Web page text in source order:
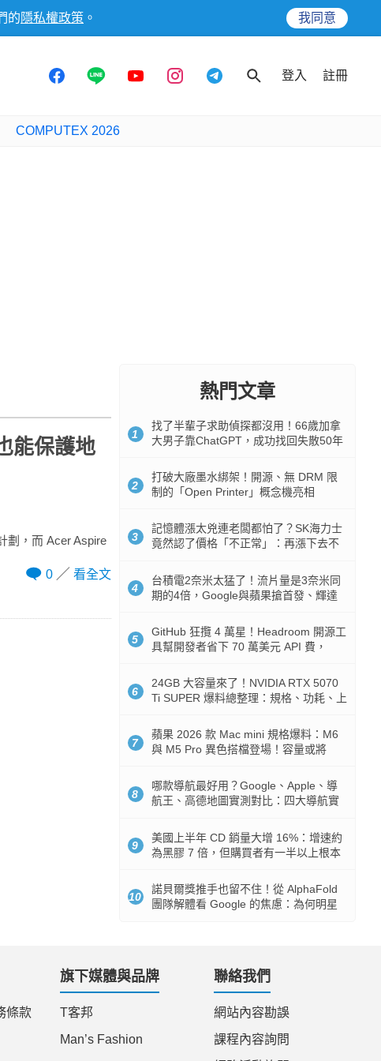
的 隱私權政策 。 我同意
登入 註冊
COMPUTEX 2026
能保護地
劃，而 Acer Aspire
0
看全文
熱門文章
1
找了半輩子求助偵探都沒用！66歲加拿
大男子靠ChatGPT，成功找回失散50年
2
打破大廠墨水綁架！開源、無 DRM 限
制的「Open Printer」概念機亮相
3
記憶體漲太兇連老闆都怕了？SK海力士
竟然認了價格「不正常」：再漲下去不
4
台積電2奈米太猛了！流片量是3奈米同
期的4倍，Google與蘋果搶首發、輝達
5
GitHub 狂攬 4 萬星！Headroom 開源工
具幫開發者省下 70 萬美元 API 費，
6
24GB 大容量來了！NVIDIA RTX 5070
Ti SUPER 爆料總整理：規格、功耗、上
7
蘋果 2026 款 Mac mini 規格爆料：M6
與 M5 Pro 異色搭檔登場！容量或將
8
哪款導航最好用？Google、Apple、導
航王、高德地圖實測對比：四大導航實
9
美國上半年 CD 銷量大增 16%：增速約
為黑膠 7 倍，但購買者有一半以上根本
10
諾貝爾獎推手也留不住！從 AlphaFold
團隊解體看 Google 的焦慮：為何明星
條款
旗下媒體與品牌
T客邦
Man’s Fashion
聯絡我們
網站內容勘誤
課程內容詢問